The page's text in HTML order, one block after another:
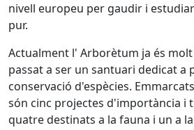
nivell europeu per gaudir i
pur.
Actualment l' Arborètum ja és
passat a ser un santuari dedicat a
conservació d'espècies.
són cinc projectes d'importància i
quatre destinats a la fauna i un a